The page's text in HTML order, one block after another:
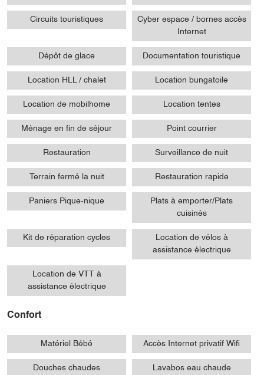
Circuits touristiques
Cyber espace / bornes accès
Internet
Dépôt de glace Documentation touristique
Location HLL / chalet Location bungatoile
Location de mobilhome Location tentes
Ménage en fin de séjour Point courrier
Restauration Surveillance de nuit
Terrain fermé la nuit Restauration rapide
Paniers Pique-nique
Plats à emporter/Plats
cuisinés
Kit de réparation cycles
Location de vélos à
assistance électrique
Location de VTT à
assistance électrique
Confort
Matériel Bébé Accès Internet privatif Wifi
Douches chaudes Lavabos eau chaude